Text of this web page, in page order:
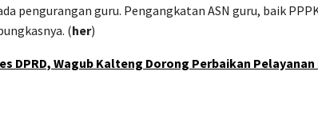
pengurangan guru. Pengangkatan ASN guru, baik
(her)
DPRD, Wagub Kalteng Dorong Perbaikan